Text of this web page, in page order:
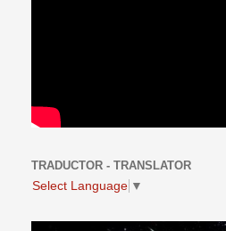
TRADUCTOR - TRANSLATOR
Select Language ▼